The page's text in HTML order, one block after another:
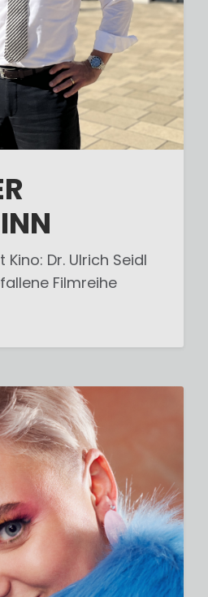
Dr. Ulrich Seidl
Filmreihe